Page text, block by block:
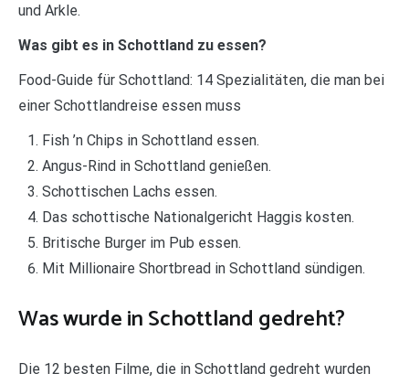
und Arkle.
Was gibt es in Schottland zu essen?
Food-Guide für Schottland: 14 Spezialitäten, die man bei
einer Schottlandreise essen muss
Fish ’n Chips in Schottland essen.
Angus-Rind in Schottland genießen.
Schottischen Lachs essen.
Das schottische Nationalgericht Haggis kosten.
Britische Burger im Pub essen.
Mit Millionaire Shortbread in Schottland sündigen.
Was wurde in Schottland gedreht?
Die 12 besten Filme, die in Schottland gedreht wurden